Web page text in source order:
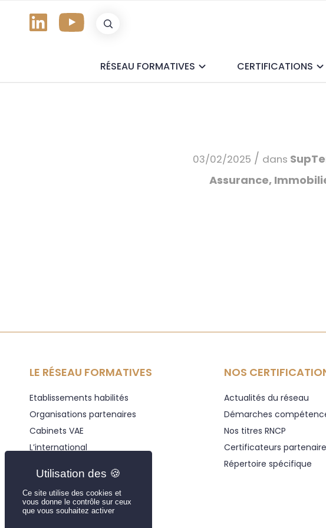
RÉSEAU FORMATIVES CERTIFICATIONS
03/02/2025 / dans
Assurance,
LE RÉSEAU FORMATIVES
Etablissements habilités
Organisations partenaires
Cabinets VAE
L’international
NOS
Actualités du réseau
Démarches
Nos titres RNCP
Certificateurs
Répertoire spécifique
Ce site utilise des cookies et
vous donne le contrôle sur ceux
que vous souhaitez activer